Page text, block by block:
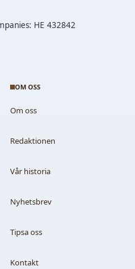
HE 432842
OM OSS
Om oss
Redaktionen
Vår historia
Nyhetsbrev
Tipsa oss
Kontakt